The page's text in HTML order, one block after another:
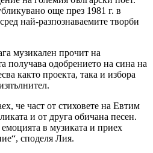
още през 1981 г. в
най-разпознаваемите творби
музикален прочит на
получава одобрението на сина на
както проекта, така и избора
че част от стиховете на Евтим
и от друга обичана песен.
в музиката и приех
споделя Лия.